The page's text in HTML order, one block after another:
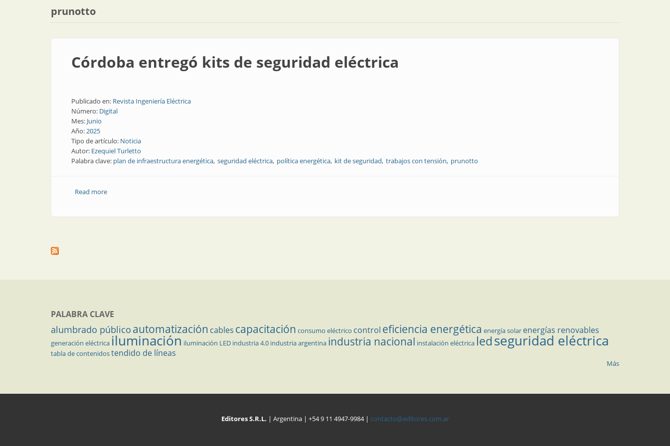
prunotto
Córdoba entregó kits de seguridad eléctrica
Publicado en: Revista Ingeniería Eléctrica
Número: Digital
Mes: Junio
Año:2025
Tipo de artículo: Noticia
Autor: Ezequiel Turletto
Palabra clave: plan de infraestructura energética seguridad eléctrica política energética kit de seguridad trabajos con tensión prunotto
Read moreabout Córdoba entregó kits de seguridad eléctrica
PALABRA CLAVE
alumbrado público automatización cables capacitación consumo eléctrico control eficiencia energética energía solar energías renovables
generación eléctrica iluminación iluminación LED industria 4.0 industria argentina industria nacional instalación eléctrica ledseguridad eléctrica
tabla de contenidostendido de líneas
Más
Editores S.R.L. | Argentina | +54 9 11 4947-9984 | contacto@editores.com.ar